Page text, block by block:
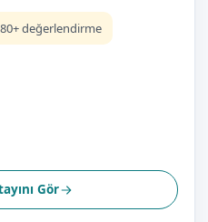
değerlendirme
Gör